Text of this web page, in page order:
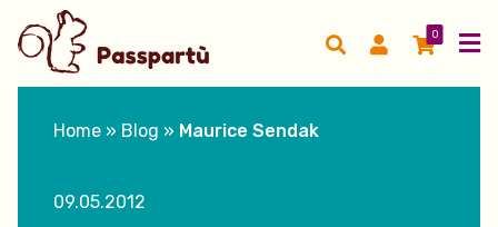
0
Home » Blog » Maurice Sendak
09.05.2012